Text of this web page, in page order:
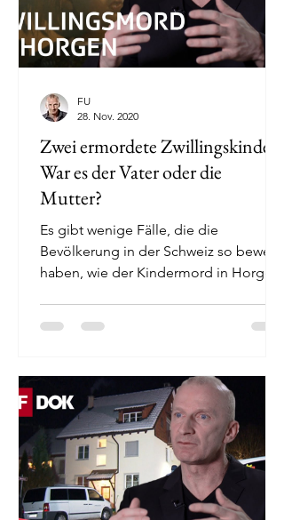
Zwei ermordete Zwillingskinder:
War es der Vater oder die
Mutter?
Es gibt wenige Fälle, die die
Bevölkerung in der Schweiz so bewegt
haben, wie der Kindermord in Horgen
FU
28. Nov. 2020